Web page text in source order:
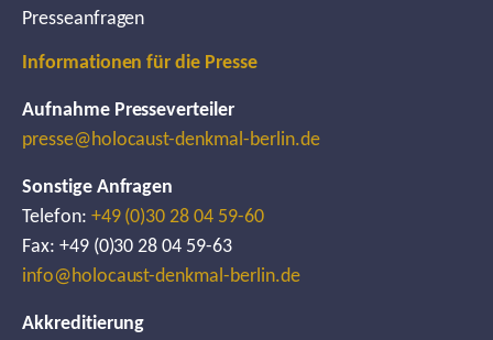
Presseanfragen
Informationen für die Presse
Aufnahme Presseverteiler
presse@holocaust-denkmal-berlin.de
Sonstige Anfragen
Telefon: +49 (0)30 28 04 59-60
Fax: +49 (0)30 28 04 59-63
info@holocaust-denkmal-berlin.de
Akkreditierung